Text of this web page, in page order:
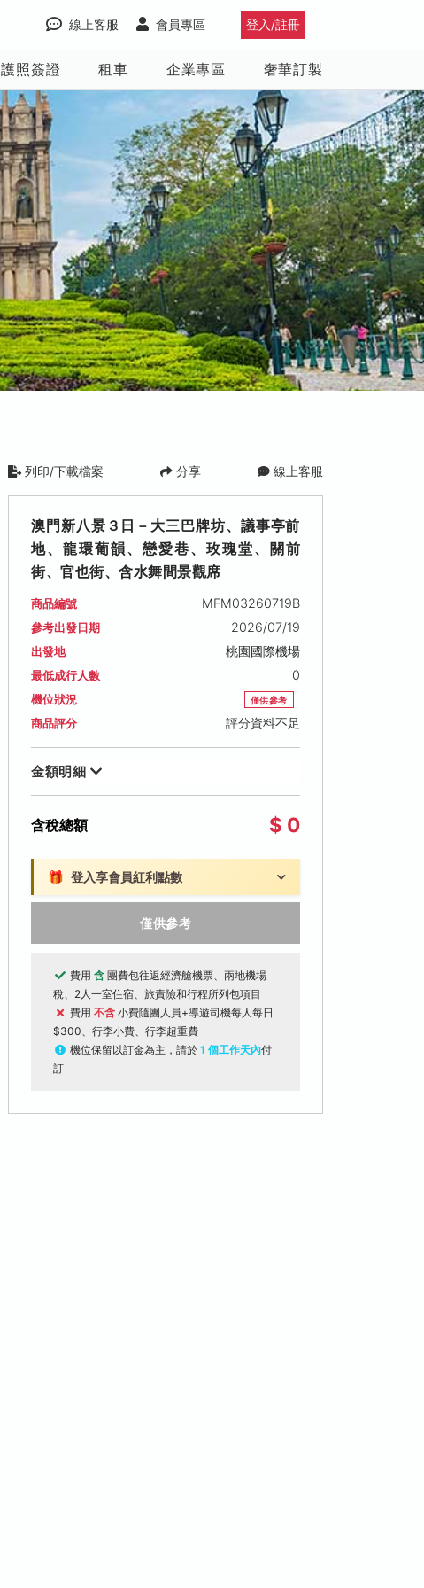
登入/註冊
會員專區
線上客服
護照簽證 租車 企業專區 奢華訂製
列印/下載檔案 分享 線上客服
澳門新八景３日－大三巴牌坊、議事亭前
地、龍環葡韻、戀愛巷、玫瑰堂、關前
街、官也街、含水舞間景觀席
商品編號 MFM03260719B
參考出發日期 2026/07/19
出發地 桃園國際機場
最低成行人數 0
機位狀況 僅供參考
商品評分 評分資料不足
金額明細
含稅總額 $ 0
🎁 登入享會員紅利點數
僅供參考
費用 含 團費包往返經濟艙機票、兩地機場
稅、2人一室住宿、旅責險和行程所列包項目
費用 不含 小費隨團人員+導遊司機每人每日
$300、行李小費、行李超重費
機位保留以訂金為主，請於 1 個工作天內付
訂